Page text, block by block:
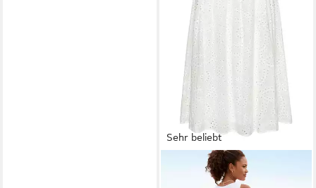
Sehr beliebt
BUFFALOMaxirock aus
Eyelet-Spitze mit Unterrrock